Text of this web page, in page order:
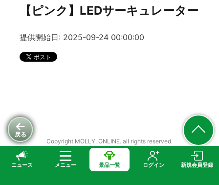
ニュース メニュー 景品一覧 ログイン 新規会員登録
戻る
【ピンク】LEDサーキュレーター
提供開始日: 2025-09-24 00:00:00
Copyright MOLLY. ONLINE. all rights reserved.